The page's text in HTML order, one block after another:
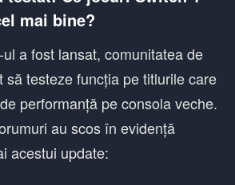
mai bine?
a fost lansat, comunitatea de
să testeze funcția pe titlurile care
performanță pe consola veche.
au scos în evidență
acestui update: